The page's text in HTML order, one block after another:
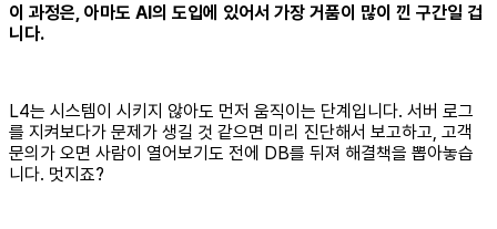
이 과정은, 아마도 AI의 도입에 있어서 가장 거품이 많이 낀 구간일 겁
니다.
L4는 시스템이 시키지 않아도 먼저 움직이는 단계입니다. 서버 로그
를 지켜보다가 문제가 생길 것 같으면 미리 진단해서 보고하고, 고객
문의가 오면 사람이 열어보기도 전에 DB를 뒤져 해결책을 뽑아놓습
니다. 멋지죠?